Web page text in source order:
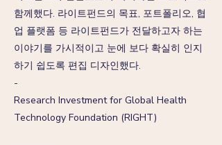
함께했다. 라이트펀드의 목표, 포트폴리오, 협
업 플랫폼 등 라이트펀드가 전달하고자 하는
이야기를 가시적이고 눈에 보다 확실히 인지
하기 쉽도록 편집 디자인했다.
-
Research Investment for Global Health
Technology Foundation (RIGHT)